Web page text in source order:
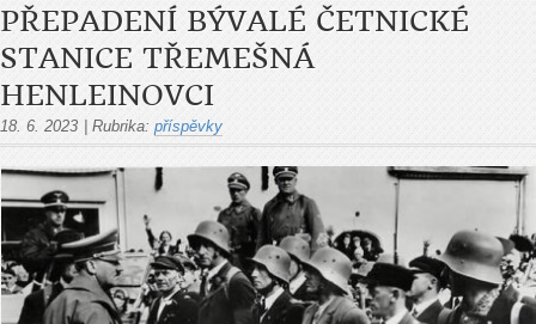
PŘEPADENÍ BÝVALÉ ČETNICKÉ
STANICE TŘEMEŠNÁ
HENLEINOVCI
18. 6. 2023 Rubrika: příspěvky